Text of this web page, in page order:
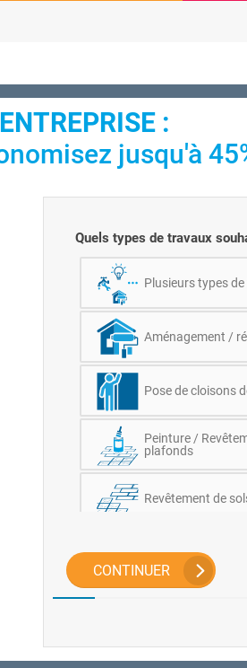
:
jusqu'à
Quels types de travaux
Plusieurs types
Aménagement /
Pose de cloisons
Peinture /
plafonds
Revêtement de
Electricité /
Menuiserie /
CONTINUER